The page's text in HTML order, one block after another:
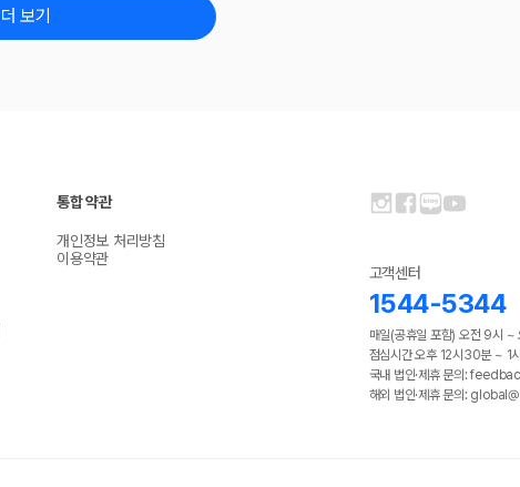
더 보기
통합 약관
개인정보 처리방침
이용약관
고객센터
1544-5344
매일(공휴일 포함) 오전 9시 ~
점심시간 오후 12시30분 ~ 1
국내 법인·제휴 문의:
해외 법인·제휴 문의: